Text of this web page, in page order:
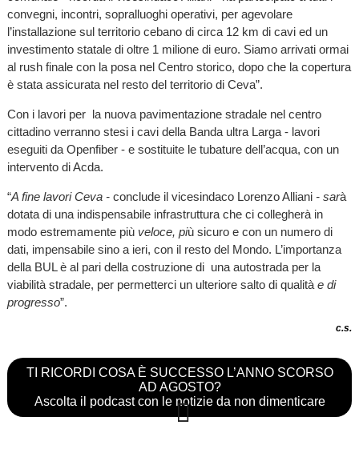
convegni, incontri, sopralluoghi operativi, per agevolare
l’installazione sul territorio cebano di circa 12 km di cavi ed un
investimento statale di oltre 1 milione di euro. Siamo arrivati ormai
al rush finale con la posa nel Centro storico, dopo che la copertura
è stata assicurata nel resto del territorio di Ceva”.
Con i lavori per la nuova pavimentazione stradale nel centro
cittadino verranno stesi i cavi della Banda ultra Larga - lavori
eseguiti da Openfiber - e sostituite le tubature dell’acqua, con un
intervento di Acda.
“Afine lavori Ceva - conclude il vicesindaco Lorenzo Alliani- sarà
dotata di una indispensabile infrastruttura che ci collegherà in
modo estremamente più veloce, più sicuro e con un numero di
dati, impensabile sino a ieri, con il resto del Mondo. L’importanza
della BUL è al pari della costruzione di una autostrada per la
viabilità stradale, per permetterci un ulteriore salto di qualità e di
progresso”.
c.s.
TI RICORDI COSA È SUCCESSO L’ANNO SCORSO
AD AGOSTO?
Ascolta il podcast con le notizie da non dimenticare